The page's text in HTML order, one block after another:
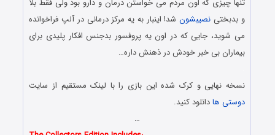
تنها چیزی که اون مردم می خواستن درمان و دارو بود ولی فقط بلا
و بدبختی نصیبشونشد! اینبار به یه مرکز درمانی در آلپ فراخوانده
می شوید، جایی که در اون یه پروفسور بدجنس افکار پلیدی برای
بیماران بی خبر خودش در ذهنش داره…
نسخه نهایی و کرک شده این بازی را با لینک مستقیم از سایت
دوستی هادانلود کنید.
…